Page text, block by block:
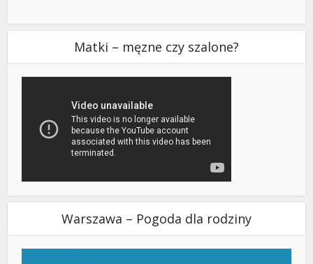
Matki – męzne czy szalone?
Warszawa – Pogoda dla rodziny